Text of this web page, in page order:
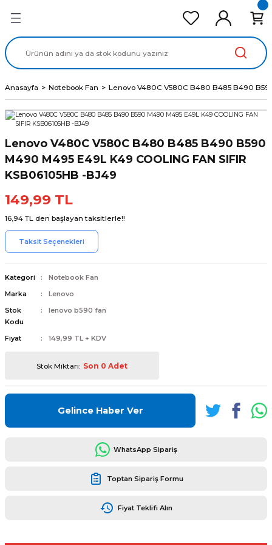
Ekran Panel
Data Kablo
Anasayfa Notebook Fan Lenovo V480C V580C B480 B485 B490
Lenovo V480C V580C B480 B485 B490 B590
M490 M495 E49L K49 COOLING FAN SIFIR
KSB06105HB -BJ49
149,99 TL
16,94 TL den başlayan taksitlerle!!
Taksit Seçenekleri
Kategori
Notebook Fan
Marka
Lenovo
Stok
Kodu
lenovo b590 fan
Fiyat 149,99 TL + KDV
Stok Miktarı: Son 0 Adet
Gelince Haber Ver
WhatsApp Sipariş
Toptan Sipariş Formu
Fiyat Teklifi Alın